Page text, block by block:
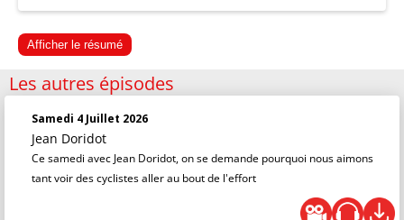
Afficher le résumé
Les autres épisodes
Samedi 4 Juillet 2026
Jean Doridot
Ce samedi avec Jean Doridot, on se demande pourquoi nous aimons
tant voir des cyclistes aller au bout de l'effort